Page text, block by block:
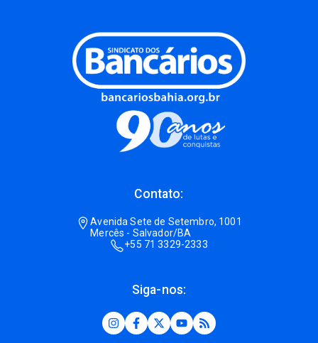
Contato:
Avenida Sete de Setembro, 1001
Mercês - Salvador/BA
+55 71 3329-2333
Siga-nos: